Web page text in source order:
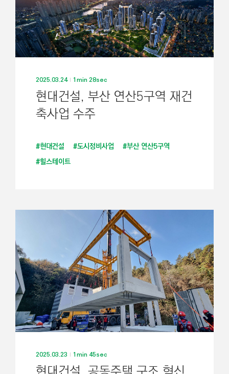
2025.03.24 1min 28sec
현대건설, 부산 연산5구역 재건
축사업 수주
#현대건설 #도시정비사업
#부산 연산5구역
#힐스테이트
2025.03.23 1min 45sec